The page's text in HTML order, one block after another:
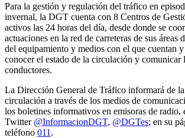
Para la gestión y regulación del tráfico en
invernal, la DGT cuenta con 8 Centros de
activos las 24 horas del día, desde donde se
actuaciones en la red de carreteras de sus áreas
del equipamiento y medios con el que cuentan
conocer el estado de la circulación y comunicar
conductores.
La Dirección General de Tráfico informará de
circulación a través de los medios de
los boletines informativos en emisoras de radio,
Twitter @InformacionDGT, @DGTes; en su
teléfono 011 .